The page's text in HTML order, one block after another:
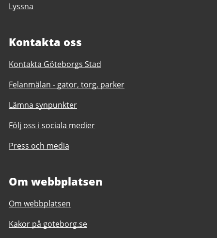
Lyssna
Kontakta oss
Kontakta Göteborgs Stad
Felanmälan - gator, torg, parker
Lämna synpunkter
Följ oss i sociala medier
Press och media
Om webbplatsen
Om webbplatsen
Kakor på goteborg.se